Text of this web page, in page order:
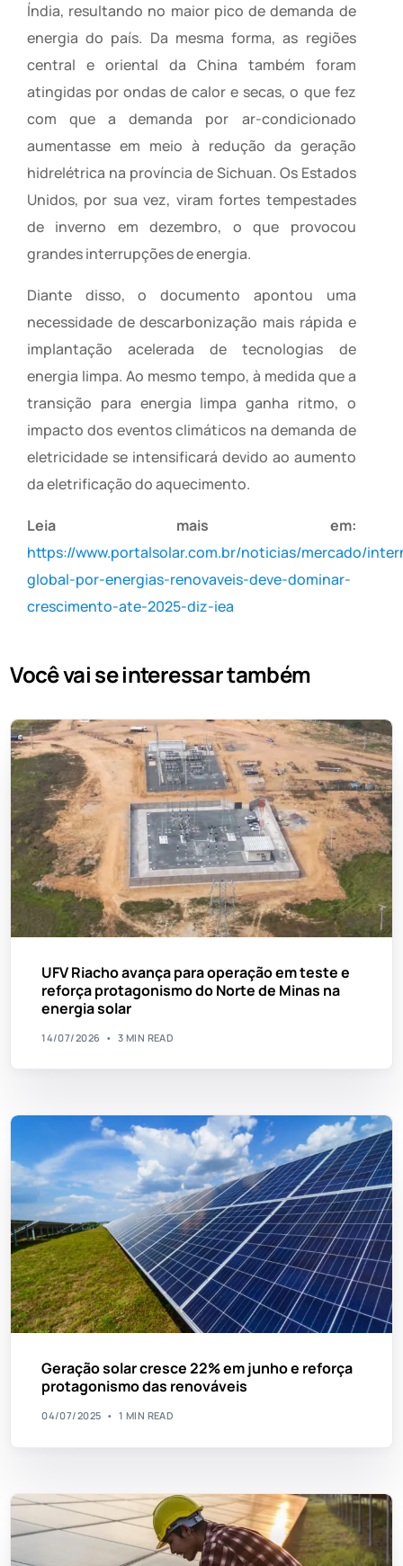
Índia, resultando no maior pico de demanda de
energia do país. Da mesma forma, as regiões
central e oriental da China também foram
atingidas por ondas de calor e secas, o que fez
com que a demanda por ar-condicionado
aumentasse em meio à redução da geração
hidrelétrica na província de Sichuan. Os Estados
Unidos, por sua vez, viram fortes tempestades
de inverno em dezembro, o que provocou
grandes interrupções de energia.
Diante disso, o documento apontou uma
necessidade de descarbonização mais rápida e
implantação acelerada de tecnologias de
energia limpa. Ao mesmo tempo, à medida que a
transição para energia limpa ganha ritmo, o
impacto dos eventos climáticos na demanda de
eletricidade se intensificará devido ao aumento
da eletrificação do aquecimento.
Leia mais em:
https://www.portalsolar.com.br/noticias/mercado/
global-por-energias-renovaveis-deve-dominar-
crescimento-ate-2025-diz-iea
Você vai se interessar também
UFV Riacho avança para operação em teste e
reforça protagonismo do Norte de Minas na
energia solar
14/07/2026 3 MIN READ
Geração solar cresce 22% em junho e reforça
protagonismo das renováveis
04/07/2025 1 MIN READ